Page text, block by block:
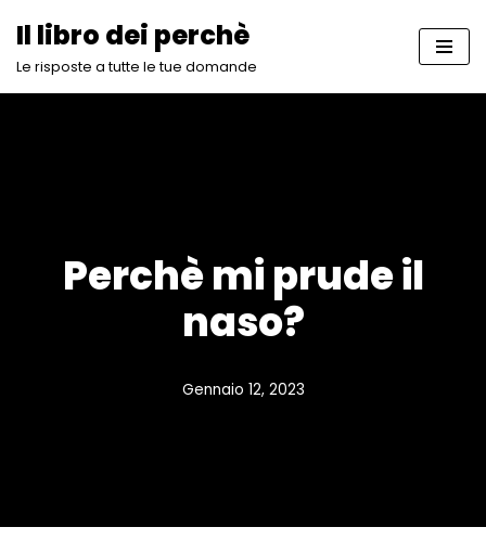
Vai
Il libro dei perchè
Le risposte a tutte le tue domande
Perchè mi prude il
naso?
Gennaio 12, 2023